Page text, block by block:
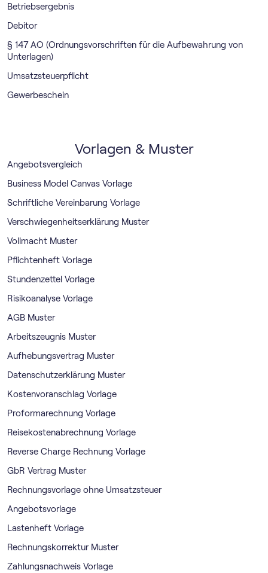
Betriebsergebnis
Debitor
§ 147 AO (Ordnungsvorschriften für die Aufbewahrung von
Unterlagen)
Umsatzsteuerpflicht
Gewerbeschein
Vorlagen & Muster
Angebotsvergleich
Business Model Canvas Vorlage
Schriftliche Vereinbarung Vorlage
Verschwiegenheitserklärung Muster
Vollmacht Muster
Pflichtenheft Vorlage
Stundenzettel Vorlage
Risikoanalyse Vorlage
AGB Muster
Arbeitszeugnis Muster
Aufhebungsvertrag Muster
Datenschutzerklärung Muster
Kostenvoranschlag Vorlage
Proformarechnung Vorlage
Reisekostenabrechnung Vorlage
Reverse Charge Rechnung Vorlage
GbR Vertrag Muster
Rechnungsvorlage ohne Umsatzsteuer
Angebotsvorlage
Lastenheft Vorlage
Rechnungskorrektur Muster
Zahlungsnachweis Vorlage